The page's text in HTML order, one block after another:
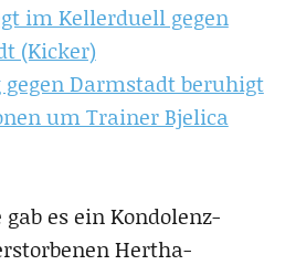
im Kellerduell gegen
(Kicker)
Darmstadt beruhigt
um Trainer Bjelica
es ein Kondolenz-
Hertha-